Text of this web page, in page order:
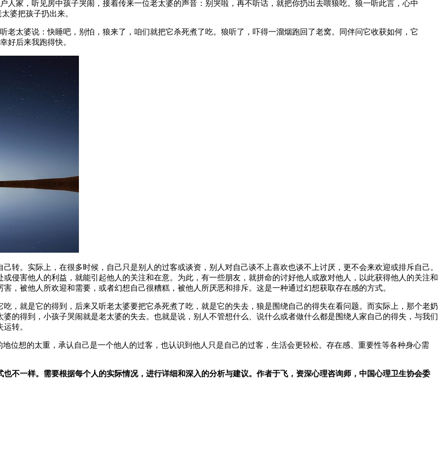
人家，听见房中孩子哭闹，接着传来一位老太婆的声音：别哭啦，再不听话，就把你扔出去喂狼吃。狼一听此言，心中
婆把孩子扔出来。
老太婆说：快睡吧，别怕，狼来了，咱们就把它杀死煮了吃。狼听了，吓得一溜烟跑回了老窝。
同伴问它收获如何，它
好后来我跑得快。
转。实际上，在很多时候，自己只是别人的过客或谈资，别人对自己谈不上喜欢也谈不上讨厌，更不会来欢迎或排斥自己。
侵害他人的利益，就能引起他人的关注和在意。为此，有一些朋友，就拼命的讨好他人或敌对他人，以此获得他人的关注和
，被他人所欢迎和需要，或者幻想自己很糟糕，被他人所厌恶和排斥。这是一种通过幻想获取存在感的方式。
吃，就是它的得到，后来又听老太婆要把它杀死煮了吃，就是它的失去，狼是围绕自己的得失在看问题。而实际上，那个老奶
的得到，小孩子哭闹就是老太婆的失去。也就是说，别人不管想什么、说什么或者做什么都是围绕人家自己的得失，与我们
转。
位想的太重，承认自己是一个他人的过客，也认识到他人只是自己的过客，生活会更轻松。存在感、重要性等各种身心需
不一样。需要根据每个人的实际情况，进行详细和深入的分析与建议。作者于飞，资深心理咨询师，中国心理卫生协会委